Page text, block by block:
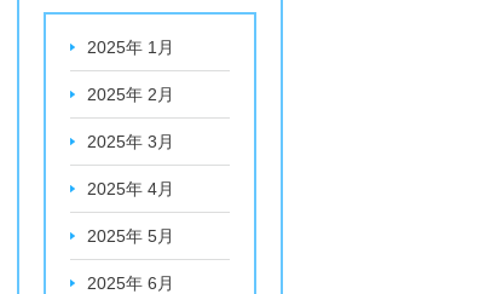
2025年 1月
2025年 2月
2025年 3月
2025年 4月
2025年 5月
2025年 6月